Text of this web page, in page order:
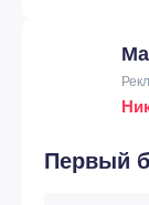
Первый